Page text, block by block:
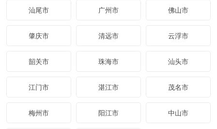
汕尾市 广州市 佛山市
肇庆市 清远市 云浮市
韶关市 珠海市 汕头市
江门市 湛江市 茂名市
梅州市 阳江市 中山市